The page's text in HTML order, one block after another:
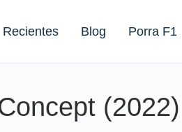
Recientes Blog Porra F1
(2022)